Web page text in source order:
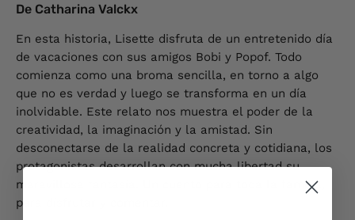
De Catharina Valckx
En esta historia, Lisette disfruta de un entretenido día
de vacaciones con sus amigos Bobi y Popof. Todo
comienza como una broma sencilla, en torno a algo
que no es verdad y luego se transforma en un día
inolvidable. Este relato nos muestra el poder de la
creatividad, la imaginación y la amistad. Sin
desconectarse de la realidad concreta y cotidiana, los
protagonistas desarrollan con mucha libertad su
maravillosa fantasía. Un cuento para toda la familia,
para disfrutar y comentar.